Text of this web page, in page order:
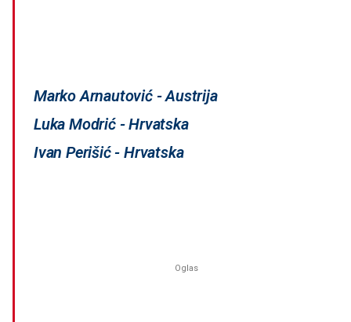
Marko Arnautović - Austrija
Luka Modrić - Hrvatska
Ivan Perišić - Hrvatska